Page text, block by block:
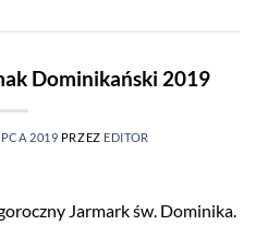
Dominikański 2019
2019 PRZEZ EDITOR
Jarmark św. Dominika.